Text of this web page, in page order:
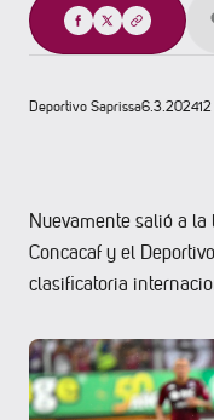
Compartir
Deportivo Saprissa6.3.2024
Nuevamente salió a
Concacaf y el
clasificatoria